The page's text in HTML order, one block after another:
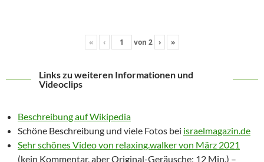
« ‹ von 2 › »
Links zu weiteren Informationen und
Videoclips
Beschreibung auf Wikipedia
Schöne Beschreibung und viele Fotos bei israelmagazin.de
Sehr schönes Video von relaxing.walker von März 2021
(kein Kommentar, aber Original-Geräusche; 12 Min.) –